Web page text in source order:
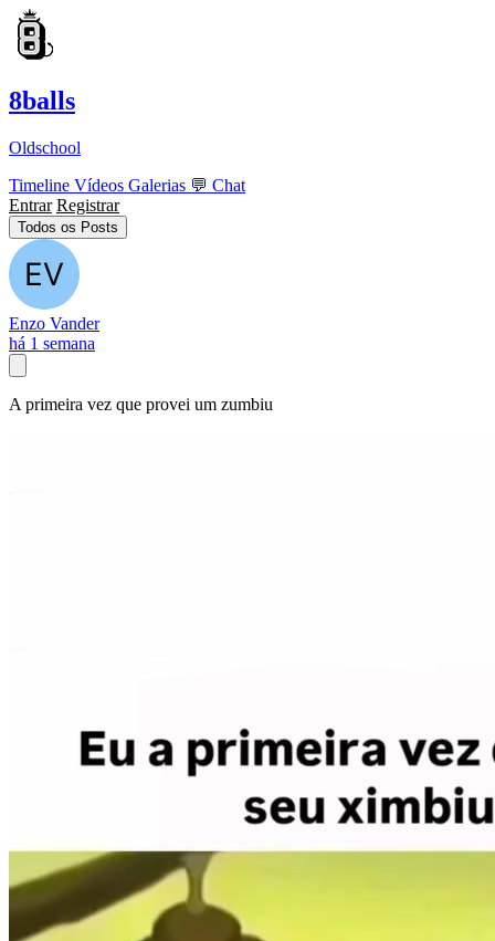
8balls
Oldschool
Timeline Vídeos Galerias 💬 Chat
Entrar Registrar
Todos os Posts
Enzo Vander
há 1 semana
A primeira vez que provei um zumbiu